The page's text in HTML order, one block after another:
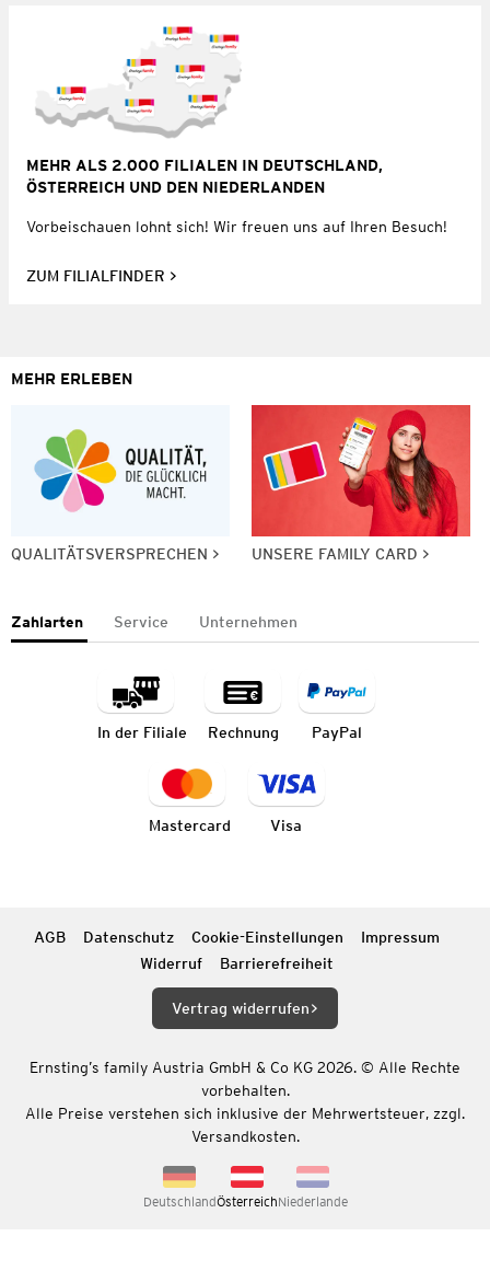
MEHR ALS 2.000 FILIALEN IN DEUTSCHLAND,
ÖSTERREICH UND DEN NIEDERLANDEN
Vorbeischauen lohnt sich! Wir freuen uns auf Ihren Besuch!
ZUM FILIALFINDER
MEHR ERLEBEN
QUALITÄTSVERSPRECHEN UNSERE FAMILY CARD
Zahlarten Service Unternehmen
In der Filiale Rechnung PayPal
Mastercard Visa
AGB Datenschutz Cookie-Einstellungen
Impressum
Widerruf
Barrierefreiheit
Vertrag widerrufen
Ernsting’s family Austria GmbH & Co KG 2026. © Alle Rechte
vorbehalten.
Alle Preise verstehen sich inklusive der Mehrwertsteuer, zzgl.
Versandkosten.
DeutschlandÖsterreichNiederlande